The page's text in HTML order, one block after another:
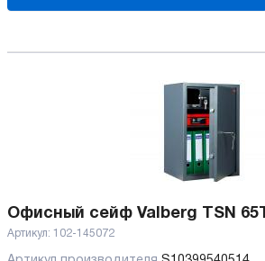
Офисный сейф Valberg TSN 65T
Артикул: 102-145072